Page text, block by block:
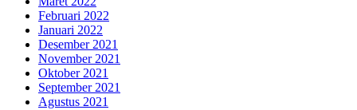
Februari 2022
Januari 2022
Desember 2021
November 2021
Oktober 2021
September 2021
Agustus 2021